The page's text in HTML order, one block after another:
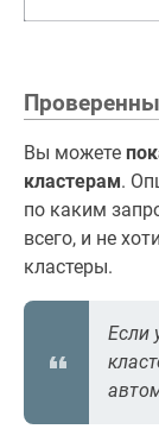
Вы можете
кластерам.
по каким
всего, и не
кластеры.
Если